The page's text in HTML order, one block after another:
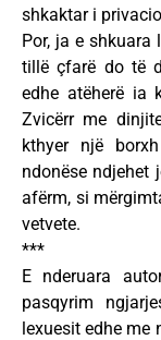
shkaktar i
Por, ja e shkuara
tillë çfarë do të
edhe atëherë ia
Zvicërr me
kthyer një
ndonëse ndjehet
afërm, si
vetvete.
***
E nderuara
pasqyrim
lexuesit edhe me